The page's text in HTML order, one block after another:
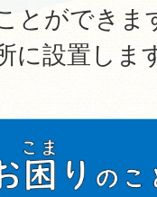
とができま
に設置しま